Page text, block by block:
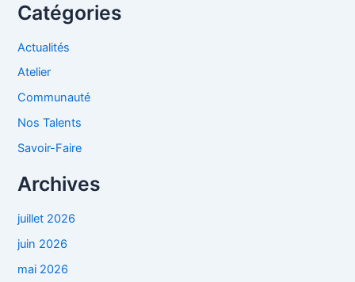
Catégories
Actualités
Atelier
Communauté
Nos Talents
Savoir-Faire
Archives
juillet 2026
juin 2026
mai 2026